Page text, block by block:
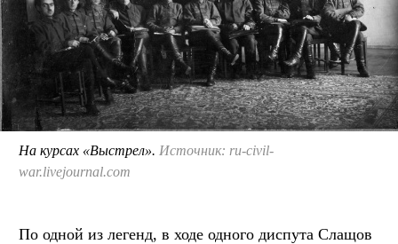
На курсах «Выстрел». Источник: ru-civil-
war.livejournal.com
По одной из легенд, в ходе одного диспута Слащов